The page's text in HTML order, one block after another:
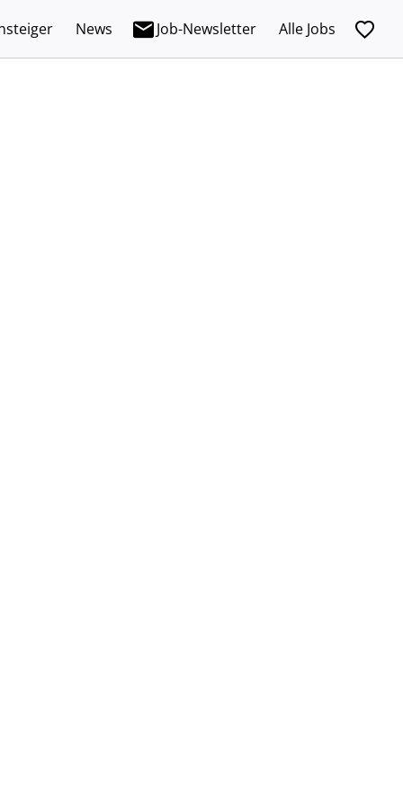
News Job-Newsletter Alle Jobs